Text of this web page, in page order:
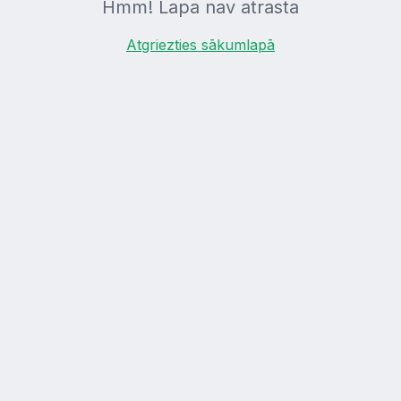
Hmm! Lapa nav atrasta
Atgriezties sākumlapā